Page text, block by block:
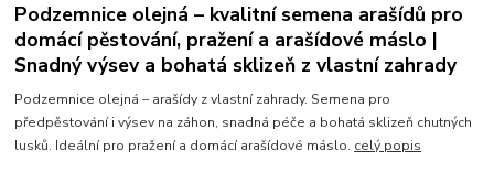
Podzemnice olejná – kvalitní semena arašídů pro
domácí pěstování, pražení a arašídové máslo |
Snadný výsev a bohatá sklizeň z vlastní zahrady
Podzemnice olejná – arašídy z vlastní zahrady. Semena pro
předpěstování i výsev na záhon, snadná péče a bohatá sklizeň chutných
lusků. Ideální pro pražení a domácí arašídové máslo. celý popis